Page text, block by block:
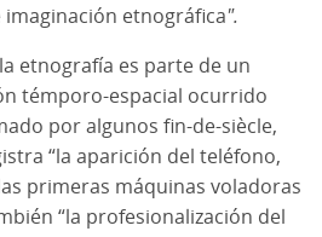
etnográfica".
etnografía es parte de un
témporo-espacial ocurrido
por algunos fin-de-siècle,
“la aparición del teléfono,
primeras máquinas voladoras
“la profesionalización del